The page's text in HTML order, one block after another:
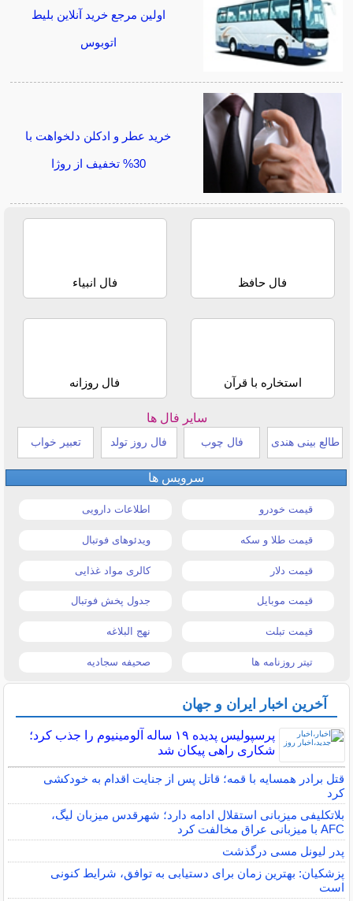
اولین مرجع خرید آنلاین بلیط
اتوبوس
خرید عطر و ادکلن دلخواهت با
30% تخفیف از روژا
فال حافظ فال انبیاء
استخاره با قرآن فال روزانه
سایر فال ها
طالع بینی هندی فال چوب فال روز تولد تعبیر خواب
سرویس ها
قیمت خودرو اطلاعات دارویی
قیمت طلا و سکه ویدئوهای فوتبال
قیمت دلار کالری مواد غذایی
قیمت موبایل جدول پخش فوتبال
قیمت تبلت نهج البلاغه
تیتر روزنامه ها صحیفه سجادیه
آخرین اخبار ایران و جهان
پرسپولیس پدیده ۱۹ ساله آلومینیوم را جذب کرد؛
شکاری راهی پیکان شد
قتل برادر همسایه با قمه؛ قاتل پس از جنایت اقدام به خودکشی
کرد
بلاتکلیفی میزبانی استقلال ادامه دارد؛ شهرقدس میزبان لیگ،
AFC با میزبانی عراق مخالفت کرد
پدر لیونل مسی درگذشت
پزشکیان: بهترین زمان برای دستیابی به توافق، شرایط کنونی
است